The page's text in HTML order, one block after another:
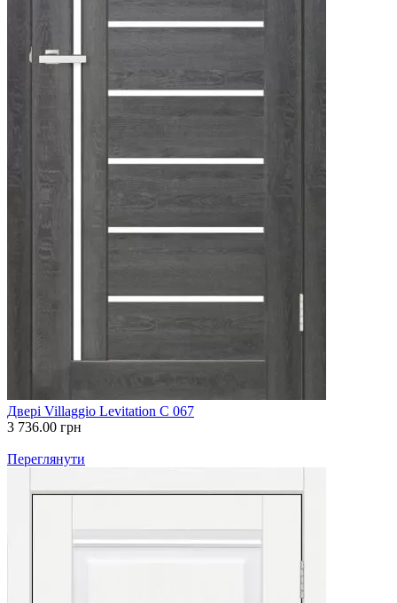
Двері Villaggio Levitation С 067
3 736.00 грн
Переглянути